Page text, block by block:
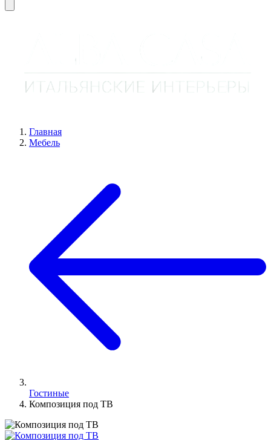
Главная
Мебель
Гостиные
Композиция под ТВ